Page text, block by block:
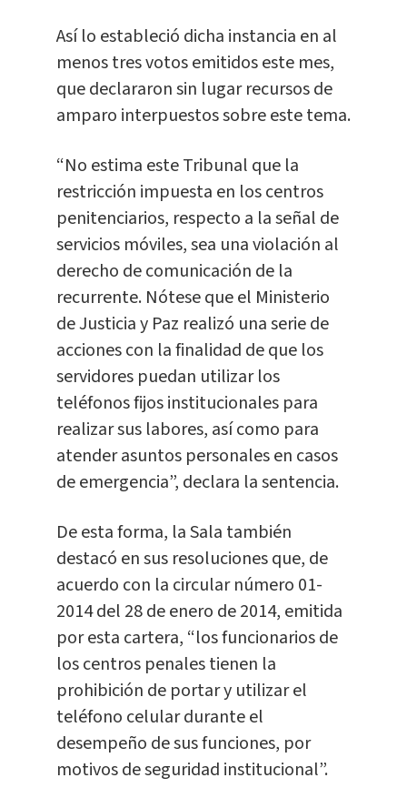
Así lo estableció dicha instancia en al
menos tres votos emitidos este mes,
que declararon sin lugar recursos de
amparo interpuestos sobre este tema.
“No estima este Tribunal que la
restricción impuesta en los centros
penitenciarios, respecto a la señal de
servicios móviles, sea una violación al
derecho de comunicación de la
recurrente. Nótese que el Ministerio
de Justicia y Paz realizó una serie de
acciones con la finalidad de que los
servidores puedan utilizar los
teléfonos fijos institucionales para
realizar sus labores, así como para
atender asuntos personales en casos
de emergencia”, declara la sentencia.
De esta forma, la Sala también
destacó en sus resoluciones que, de
acuerdo con la circular número 01-
2014 del 28 de enero de 2014, emitida
por esta cartera, “los funcionarios de
los centros penales tienen la
prohibición de portar y utilizar el
teléfono celular durante el
desempeño de sus funciones, por
motivos de seguridad institucional”.